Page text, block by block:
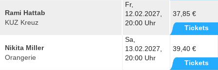
Rami Hattab
KUZ Kreuz
Fr,
12.02.2027,
20:00 Uhr
37,85 €
Tickets
Nikita Miller
Orangerie
Sa,
13.02.2027,
20:00 Uhr
39,40 €
Tickets